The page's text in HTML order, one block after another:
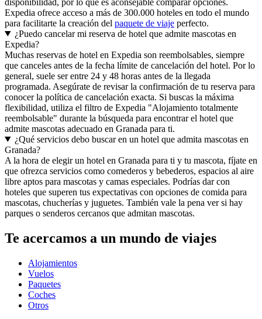
Expedia ofrece acceso a más de 300.000 hoteles en todo el mundo
para facilitarte la creación del paquete de viaje perfecto.
¿Puedo cancelar mi reserva de hotel que admite mascotas en
Expedia?
Muchas reservas de hotel en Expedia son reembolsables, siempre
que canceles antes de la fecha límite de cancelación del hotel. Por lo
general, suele ser entre 24 y 48 horas antes de la llegada
programada. Asegúrate de revisar la confirmación de tu reserva para
conocer la política de cancelación exacta. Si buscas la máxima
flexibilidad, utiliza el filtro de Expedia "Alojamiento totalmente
reembolsable" durante la búsqueda para encontrar el hotel que
admite mascotas adecuado en Granada para ti.
¿Qué servicios debo buscar en un hotel que admita mascotas en
Granada?
A la hora de elegir un hotel en Granada para ti y tu mascota, fíjate en
que ofrezca servicios como comederos y bebederos, espacios al aire
libre aptos para mascotas y camas especiales. Podrías dar con
hoteles que superen tus expectativas con opciones de comida para
mascotas, chucherías y juguetes. También vale la pena ver si hay
parques o senderos cercanos que admitan mascotas.
Te acercamos a un mundo de viajes
Alojamientos
Vuelos
Paquetes
Coches
Otros